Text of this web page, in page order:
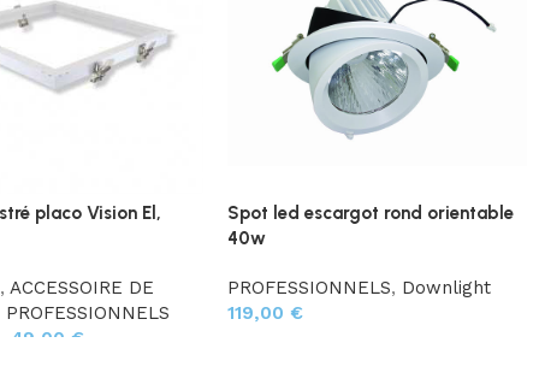
placo Vision El,
, ACCESSOIRE DE
PROFESSIONNELS
49,00 €
Spot led escargot rond orientable
40w
PROFESSIONNELS, Downlight
119,00 €